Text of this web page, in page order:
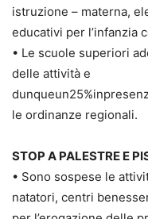
istruzione – materna,
educativi per l’infanzia
• Le scuole superiori
delle attività e
le ordinanze regionali.
STOP A PALESTRE E
• Sono sospese le
natatori, centri